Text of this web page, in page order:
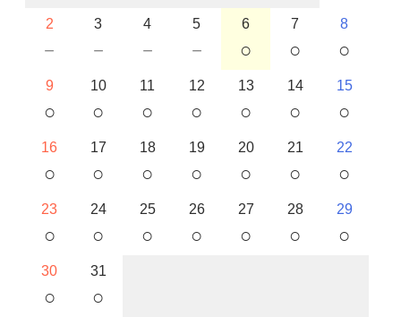
2
－
3
－
4
－
5
－
6
○
7
○
8
○
9
○
10
○
11
○
12
○
13
○
14
○
15
○
16
○
17
○
18
○
19
○
20
○
21
○
22
○
23
○
24
○
25
○
26
○
27
○
28
○
29
○
30
○
31
○